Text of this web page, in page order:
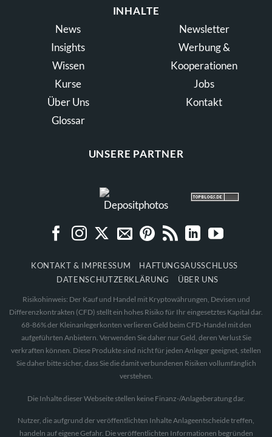
INHALTE
News
Insights
Wissen
Kurse
Über Uns
Glossar
Newsletter
Werbung &
Kooperationen
Jobs
Kontakt
UNSERE PARTNER
KONTAKT & IMPRESSUM
HAFTUNGSAUSSCHLUSS
DATENSCHUTZERKLÄRUNG
ÜBER UNS
Risikohinweis: Der Kauf und Handel mit Kryptowährungen, Devisen und
Differenzkontrakten (CFD) stellt ein hohes Risiko für Ihr eingesetztes Kapital dar.
68-86% der Kleinanlegerkonten verlieren Geld beim CFD-Handel mit den
aufgeführten Anbietern. Verwenden Sie daher nur Geld, deren Verlust Sie
verkraften können. Diese Produkte sind nicht für jeden Anleger geeignet, stellen
Sie daher bitte sicher, dass Sie die damit verbundenen Risiken vollumfänglich
verstehen.
Die Inhalte dieser Webseite stellen keine Finanz-/Anlageberatung dar.
Nutzer, die aufgrund der veröffentlichten Inhalte Anlageentscheide treffen,
handeln auf eigene Gefahr. Die veröffentlichten Informationen begründen